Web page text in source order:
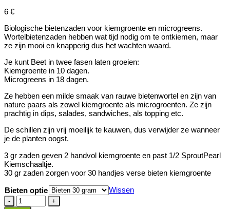
6 €
Biologische bietenzaden voor kiemgroente en microgreens.
Wortelbietenzaden hebben wat tijd nodig om te ontkiemen, maar
ze zijn mooi en knapperig dus het wachten waard.
Je kunt Beet in twee fasen laten groeien:
Kiemgroente in 10 dagen.
Microgreens in 18 dagen.
Ze hebben een milde smaak van rauwe bietenwortel en zijn van
nature paars als zowel kiemgroente als microgroenten. Ze zijn
prachtig in dips, salades, sandwiches, als topping etc.
De schillen zijn vrij moeilijk te kauwen, dus verwijder ze wanneer
je de planten oogst.
3 gr zaden geven 2 handvol kiemgroente en past 1/2 SproutPearl
Kiemschaaltje.
30 gr zaden zorgen voor 30 handjes verse bieten kiemgroente
Bieten optie
Wissen
Biologische